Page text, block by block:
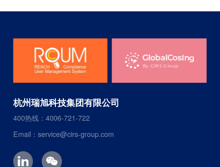
杭州瑞旭科技集团有限公司
400热线：4006-721-722
Email：service@cirs-group.com